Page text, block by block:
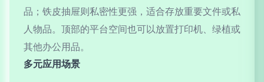
品；铁皮抽屉则私密性更强，适合存放重要文件或私
人物品。顶部的平台空间也可以放置打印机、绿植或
其他办公用品。
多元应用场景